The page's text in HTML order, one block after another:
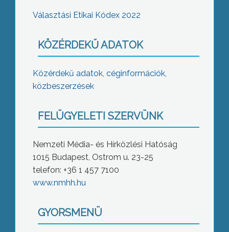
Választási Etikai Kódex 2022
KÖZÉRDEKŰ ADATOK
Közérdekű adatok, céginformációk,
közbeszerzések
FELÜGYELETI SZERVÜNK
Nemzeti Média- és Hírközlési Hatóság
1015 Budapest, Ostrom u. 23-25
telefon: +36 1 457 7100
www.nmhh.hu
GYORSMENÜ